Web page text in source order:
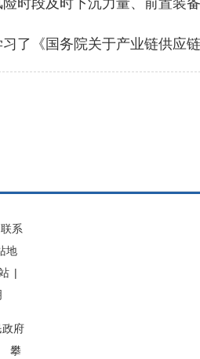
时段及时下沉力量、前置装
《国务院关于产业链供应链
联系
地
|
政府
攀